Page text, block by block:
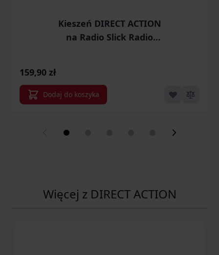
Kieszeń DIRECT ACTION
na Radio Slick Radio
159,90 zł
Dodaj do koszyka
Więcej z DIRECT ACTION